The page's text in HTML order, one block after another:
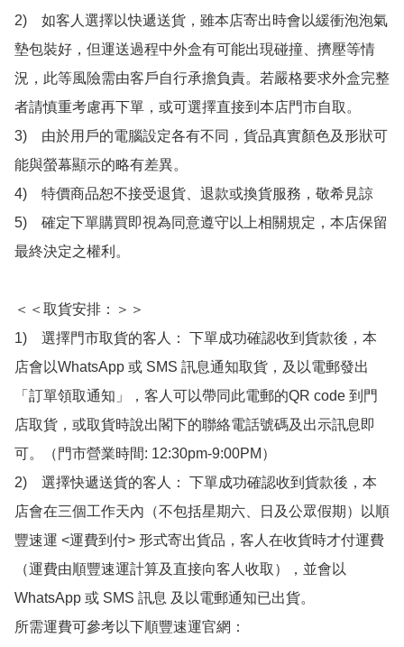
2)　如客人選擇以快遞送貨，雖本店寄出時會以緩衝泡泡氣
墊包裝好，但運送過程中外盒有可能出現碰撞、擠壓等情
況，此等風險需由客戶自行承擔負責。若嚴格要求外盒完整
者請慎重考慮再下單，或可選擇直接到本店門市自取。
3)　由於用戶的電腦設定各有不同，貨品真實顏色及形狀可
能與螢幕顯示的略有差異。
4)　特價商品恕不接受退貨、退款或換貨服務，敬希見諒
5)　確定下單購買即視為同意遵守以上相關規定，本店保留
最終決定之權利。
＜＜取貨安排：＞＞
1)　選擇門市取貨的客人： 下單成功確認收到貨款後，本
店會以WhatsApp 或 SMS 訊息通知取貨，及以電郵發出
「訂單領取通知」，客人可以帶同此電郵的QR code 到門
店取貨，或取貨時說出閣下的聯絡電話號碼及出示訊息即
可。（門市營業時間: 12:30pm-9:00PM）
2)　選擇快遞送貨的客人： 下單成功確認收到貨款後，本
店會在三個工作天內（不包括星期六、日及公眾假期）以順
豐速運 <運費到付> 形式寄出貨品，客人在收貨時才付運費
（運費由順豐速運計算及直接向客人收取），並會以
WhatsApp 或 SMS 訊息 及以電郵通知已出貨。
所需運費可參考以下順豐速運官網：